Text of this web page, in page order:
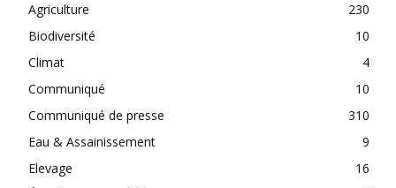
Agriculture
230
Biodiversité
10
Climat
4
Communiqué
10
Communiqué de presse
310
Eau & Assainissement
9
Elevage
16